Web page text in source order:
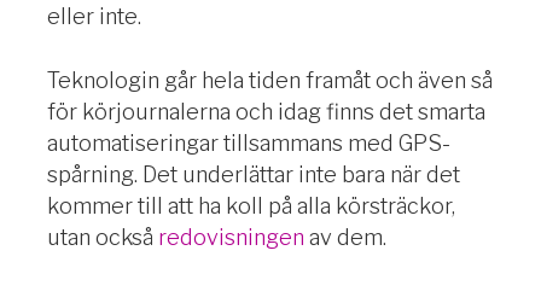
eller inte.
Teknologin går hela tiden framåt och även så
för körjournalerna och idag finns det smarta
automatiseringar tillsammans med GPS-
spårning. Det underlättar inte bara när det
kommer till att ha koll på alla körsträckor,
utan också redovisningen av dem.